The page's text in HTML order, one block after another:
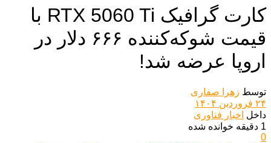
کارت گرافیک RTX 5060 Ti با
قیمت شوکه‌کننده ۶۶۶ دلار در
اروپا عرضه شد!
توسط زهرا صفاری
۲۴ فروردین ۱۴۰۴
داخل اخبار فناوری
1 دقیقه خوانده شده
0